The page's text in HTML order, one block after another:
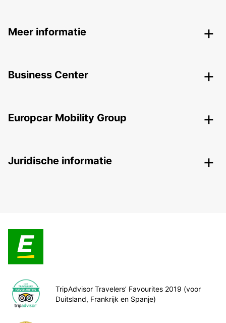
Meer informatie
Business Center
Europcar Mobility Group
Juridische informatie
TripAdvisor Travelers’ Favourites 2019 (voor
Duitsland, Frankrijk en Spanje)